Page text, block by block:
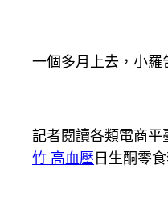
一個多月上去，小羅
記者閱讀各類電商
竹 高血壓 日生酮零